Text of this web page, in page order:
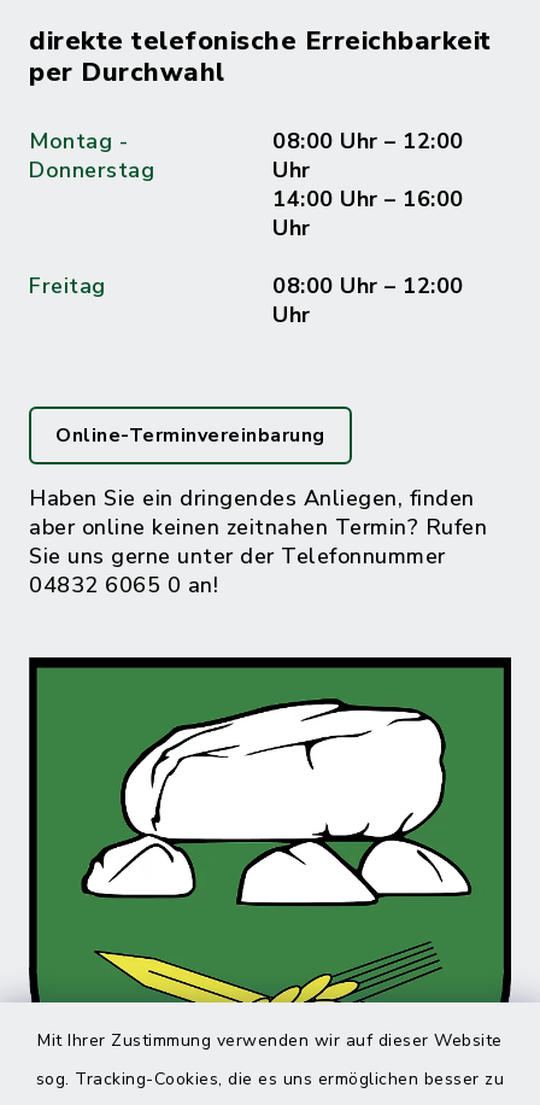
Mit Ihrer Zustimmung verwenden wir auf dieser Website
sog. Tracking-Cookies, die es uns ermöglichen besser zu
direkte telefonische Erreichbarkeit
per Durchwahl
Montag -
Donnerstag
08:00 Uhr – 12:00
Uhr
14:00 Uhr – 16:00
Uhr
Freitag
08:00 Uhr – 12:00
Uhr
Online-Terminvereinbarung
Haben Sie ein dringendes Anliegen, finden
aber online keinen zeitnahen Termin? Rufen
Sie uns gerne unter der Telefonnummer
04832 6065 0 an!